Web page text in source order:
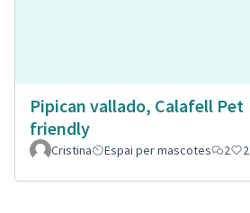
Pipican vallado, Calafell Pet
friendly
Cristina
Espai per mascotes 2 2